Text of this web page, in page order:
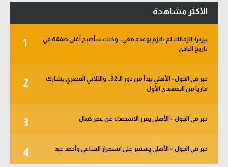
الأكثر مشاهدة
1
بيزيرا: الزمالك لم يلتزم بوعده معي.. وكنت سأصبح أغلى صفقة في
تاريخ النادي
2
خبر في الجول - الأهلي يبدأ من دور الـ 32.. والثلاثي المصري يشارك
قاريا من التمهيدي الأول
3 خبر في الجول – الأهلي يقرر الاستنغاء عن عمر كمال
4 خبر في الجول – الأهلي يستقر على استمرار الساعي وأحمد عيد